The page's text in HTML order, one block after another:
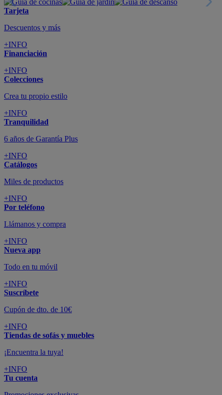
Tarjeta
Descuentos y más
+INFO
Financiación
+INFO
Colecciones
Crea tu propio estilo
+INFO
Tranquilidad
6 años de Garantía Plus
+INFO
Catálogos
Miles de productos
+INFO
Por teléfono
Llámanos y compra
+INFO
Nueva app
Todo en tu móvil
+INFO
Suscríbete
Cupón de dto. de 10€
+INFO
Tiendas de sofás y muebles
¡Encuentra la tuya!
+INFO
Tu cuenta